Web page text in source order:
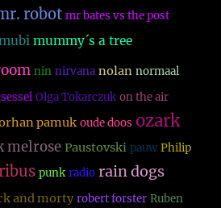
robot mr bates vs the post
mummy´s a tree
nin nirvana nolan normaal
Olga Tokarczuk on the air
pamuk oude doos ozark
melrose Paustovski pauw Philip
punk radio rain dogs
and morty robert forster Ruben